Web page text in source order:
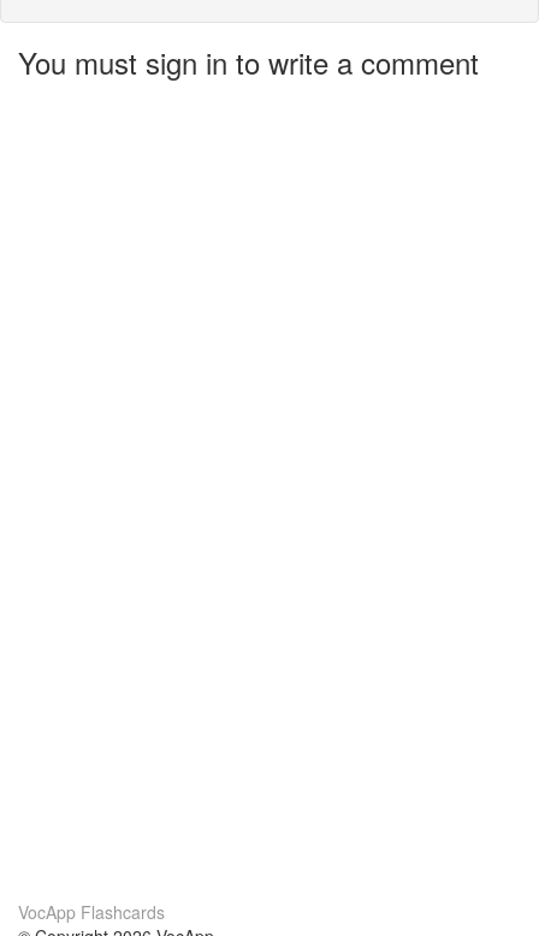
You must sign in to write a comment
VocApp Flashcards